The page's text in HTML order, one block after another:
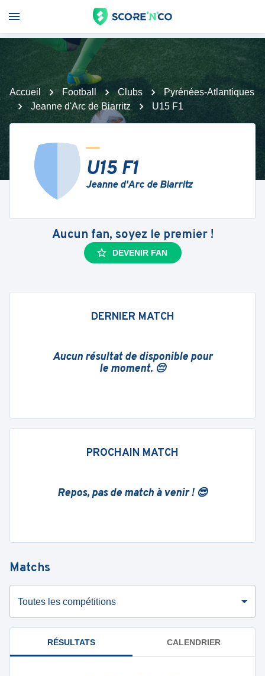
Accueil Football Clubs
Pyrénées-Atlantiques
Jeanne d'Arc de Biarritz
U15 F1
U15 F1
Jeanne d'Arc de Biarritz
Aucun fan, soyez le premier !
DEVENIR FAN
DERNIER MATCH
Aucun résultat de disponible pour
le moment. 😔
PROCHAIN MATCH
Repos, pas de match à venir ! 😎
Matchs
Toutes les compétitions
RÉSULTATS CALENDRIER